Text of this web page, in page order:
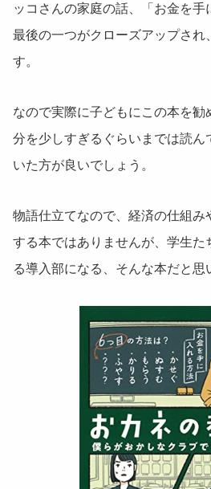
ッコさんの家庭の話、「お金を
最後の一つがクローズアップされ
す。
なので実際に子どもにこの本を
分を少しすぎるぐらいまでは読ん
いた方が良いでしょう。
物語仕立てなので、経済の仕組み
する本ではありませんが、学生た
る導入部になる、そんな本だと思